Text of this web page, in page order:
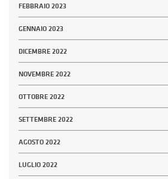
FEBBRAIO 2023
GENNAIO 2023
DICEMBRE 2022
NOVEMBRE 2022
OTTOBRE 2022
SETTEMBRE 2022
AGOSTO 2022
LUGLIO 2022